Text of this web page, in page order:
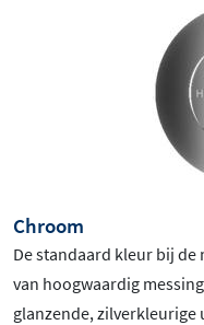
Chroom
De standaard kleur bij de
van hoogwaardig
glanzende, zilverkleurige